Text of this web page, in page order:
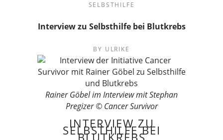
SELBSTHILFE
Interview zu Selbsthilfe bei Blutkrebs
BY ULRIKE
Rainer Göbel im Interview mit Stephan
Pregizer © Cancer Survivor
INTERVIEW ZU
SELBSTHILFE BEI
BLUTKREBS